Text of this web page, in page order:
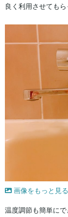
良く利用させてもら
画像をもっと見る
温度調節も簡単にで